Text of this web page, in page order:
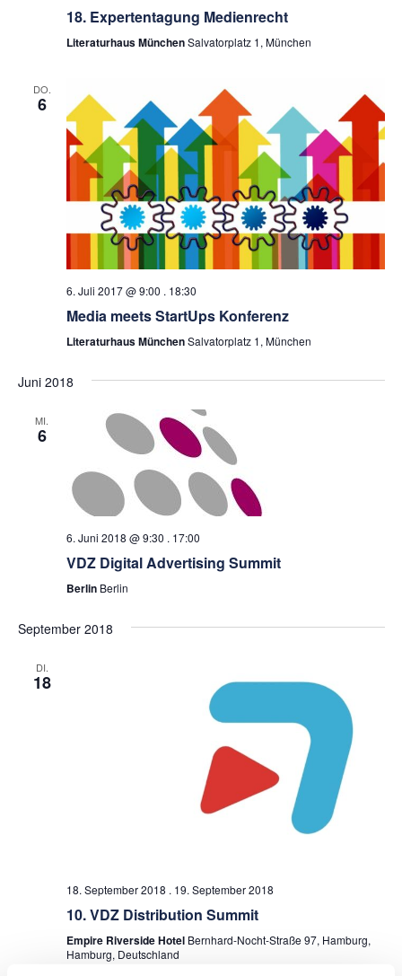
18. Expertentagung Medienrecht
Literaturhaus MünchenSalvatorplatz 1, München
DO.
6
6. Juli 2017 @ 9:00 . 18:30
Media meets StartUps Konferenz
Literaturhaus MünchenSalvatorplatz 1, München
Juni 2018
MI.
6
6. Juni 2018 @ 9:30 . 17:00
VDZ Digital Advertising Summit
Berlin Berlin
September 2018
DI.
18
18. September 2018 . 19. September 2018
10. VDZ Distribution Summit
Empire Riverside Hotel Bernhard-Nocht-Straße 97, Hamburg,
Hamburg, Deutschland